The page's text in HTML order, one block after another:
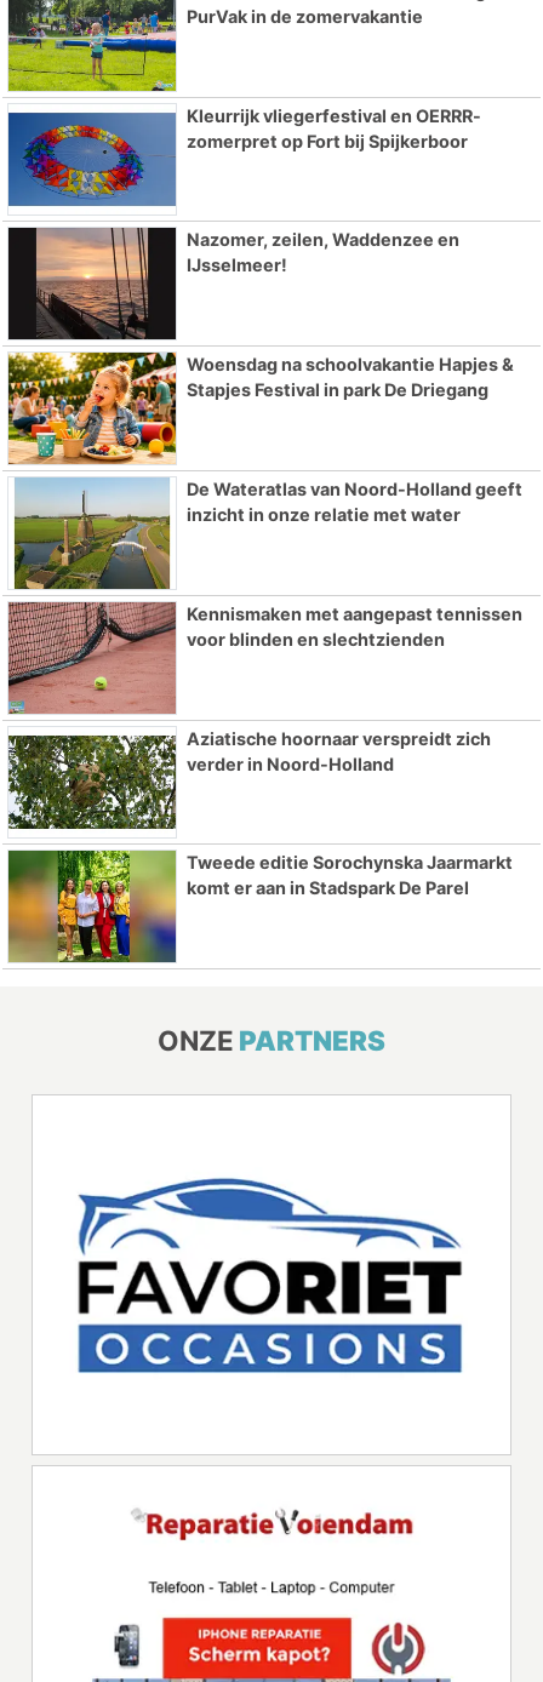
PurVak in de zomervakantie
Kleurrijk vliegerfestival en OERRR-
zomerpret op Fort bij Spijkerboor
Nazomer, zeilen, Waddenzee en
IJsselmeer!
Woensdag na schoolvakantie Hapjes &
Stapjes Festival in park De Driegang
De Wateratlas van Noord-Holland geeft
inzicht in onze relatie met water
Kennismaken met aangepast tennissen
voor blinden en slechtzienden
Aziatische hoornaar verspreidt zich
verder in Noord-Holland
Tweede editie Sorochynska Jaarmarkt
komt er aan in Stadspark De Parel
ONZE PARTNERS